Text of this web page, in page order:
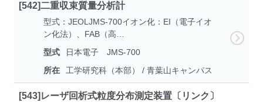
[542]二重収束質量分析計
型式：JEOLJMS-700イオン化：EI（電子イオ
ン化法）、FAB（高…
型式
日本電子 JMS-700
所在
工学研究科（本部） / 青葉山キャンパス
[543]レーザ回析式粒度分布測定装置〔リンク〕